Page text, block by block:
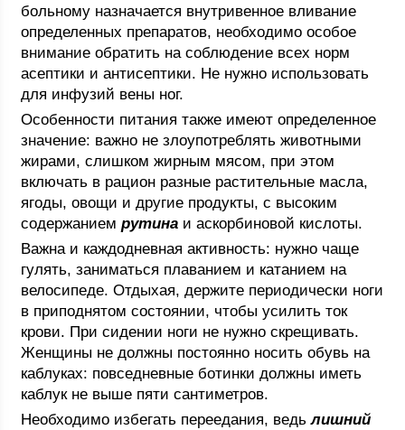
больному назначается внутривенное вливание
определенных препаратов, необходимо особое
внимание обратить на соблюдение всех норм
асептики и антисептики. Не нужно использовать
для инфузий вены ног.
Особенности питания также имеют определенное
значение: важно не злоупотреблять животными
жирами, слишком жирным мясом, при этом
включать в рацион разные растительные масла,
ягоды, овощи и другие продукты, с высоким
содержаниемрутина и аскорбиновой кислоты.
Важна и каждодневная активность: нужно чаще
гулять, заниматься плаванием и катанием на
велосипеде. Отдыхая, держите периодически ноги
в приподнятом состоянии, чтобы усилить ток
крови. При сидении ноги не нужно скрещивать.
Женщины не должны постоянно носить обувь на
каблуках: повседневные ботинки должны иметь
каблук не выше пяти сантиметров.
Необходимо избегать переедания, ведьлишний